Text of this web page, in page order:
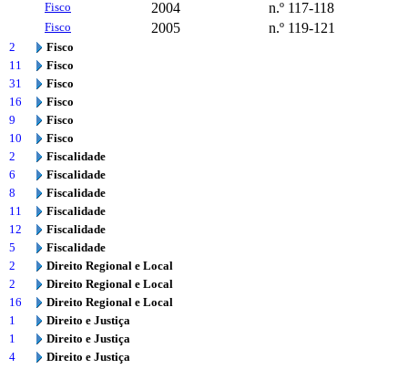
Fisco
2004 n.º 117-118
Fisco 2005 n.º 119-121
2
Fisco
11
Fisco
31
Fisco
16
Fisco
9
Fisco
10
Fisco
2
Fiscalidade
6
Fiscalidade
8
Fiscalidade
11
Fiscalidade
12
Fiscalidade
5
Fiscalidade
2
Direito Regional e Local
2
Direito Regional e Local
16
Direito Regional e Local
1
Direito e Justiça
1
Direito e Justiça
4
Direito e Justiça